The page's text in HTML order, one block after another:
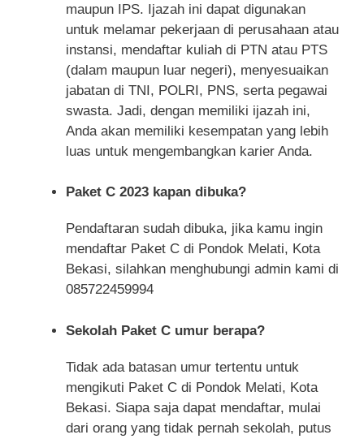
maupun IPS. Ijazah ini dapat digunakan
untuk melamar pekerjaan di perusahaan atau
instansi, mendaftar kuliah di PTN atau PTS
(dalam maupun luar negeri), menyesuaikan
jabatan di TNI, POLRI, PNS, serta pegawai
swasta. Jadi, dengan memiliki ijazah ini,
Anda akan memiliki kesempatan yang lebih
luas untuk mengembangkan karier Anda.
Paket C 2023 kapan dibuka?
Pendaftaran sudah dibuka, jika kamu ingin
mendaftar Paket C di Pondok Melati, Kota
Bekasi, silahkan menghubungi admin kami di
085722459994
Sekolah Paket C umur berapa?
Tidak ada batasan umur tertentu untuk
mengikuti Paket C di Pondok Melati, Kota
Bekasi. Siapa saja dapat mendaftar, mulai
dari orang yang tidak pernah sekolah, putus